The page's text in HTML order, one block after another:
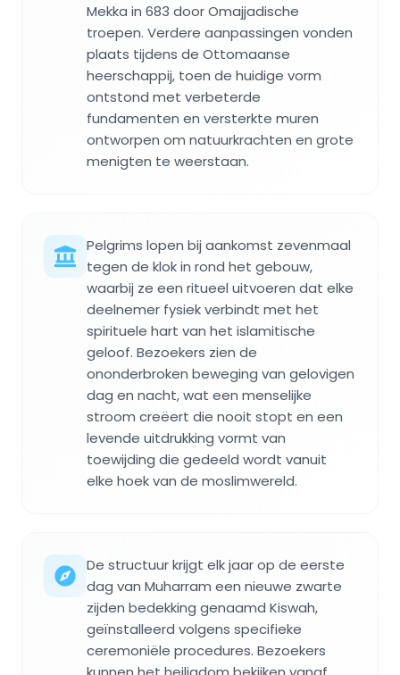
Mekka in 683 door Omajjadische
troepen. Verdere aanpassingen vonden
plaats tijdens de Ottomaanse
heerschappij, toen de huidige vorm
ontstond met verbeterde
fundamenten en versterkte muren
ontworpen om natuurkrachten en grote
menigten te weerstaan.
Pelgrims lopen bij aankomst zevenmaal
tegen de klok in rond het gebouw,
waarbij ze een ritueel uitvoeren dat elke
deelnemer fysiek verbindt met het
spirituele hart van het islamitische
geloof. Bezoekers zien de
ononderbroken beweging van gelovigen
dag en nacht, wat een menselijke
stroom creëert die nooit stopt en een
levende uitdrukking vormt van
toewijding die gedeeld wordt vanuit
elke hoek van de moslimwereld.
De structuur krijgt elk jaar op de eerste
dag van Muharram een nieuwe zwarte
zijden bedekking genaamd Kiswah,
geïnstalleerd volgens specifieke
ceremoniële procedures. Bezoekers